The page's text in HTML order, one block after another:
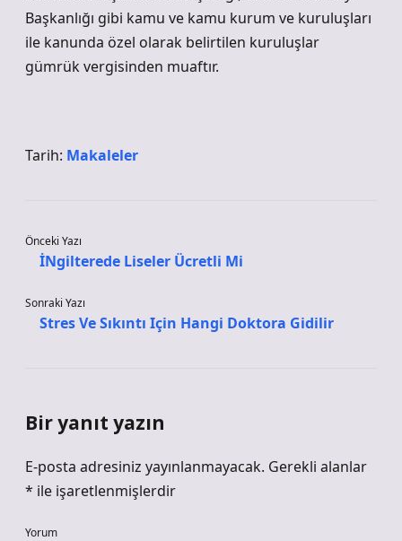
Başkanlığı gibi kamu ve kamu kurum ve kuruluşları
ile kanunda özel olarak belirtilen kuruluşlar
gümrük vergisinden muaftır.
Tarih: Makaleler
Önceki Yazı
İNgilterede Liseler Ücretli Mi
Sonraki Yazı
Stres Ve Sıkıntı Için Hangi Doktora Gidilir
Bir yanıt yazın
E-posta adresiniz yayınlanmayacak. Gerekli alanlar
* ile işaretlenmişlerdir
Yorum